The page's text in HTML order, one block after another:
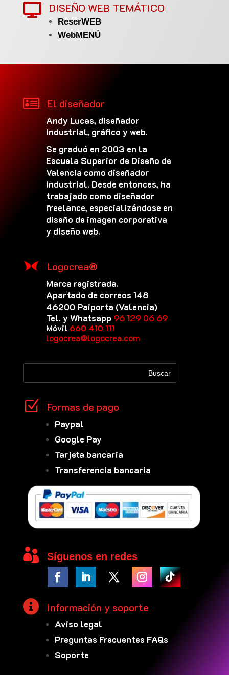
 DISEÑO WEB TEMÁTICO
ReserWEB
WebMENÚ
 El diseñador
Andy Lucas, diseñador
industrial, gráfico y web.
Se graduó en 2003 en la
Escuela Superior de Diseño de
Valencia como diseñador
industrial. Desde entonces, ha
trabajado como diseñador
freelance, especializándose en
diseño de imagen corporativa
y diseño web.
Logocrea®
Marca registrada.
Apartado de correos 148
46200 Paiporta (Valencia)
Tel. y Whatsapp 96 129 06 69
Móvil 660 410 111
logocrea@logocrea.com
Z Formas de pago
Paypal
Google Pay
Tarjeta bancaria
Transferencia bancaria
 Síguenos en redes
 Información y soporte
Aviso legal
Preguntas Frecuentes FAQs
Soporte